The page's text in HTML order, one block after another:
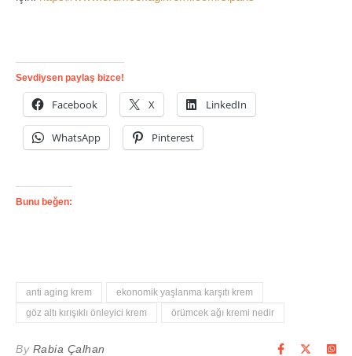
Sevdiysen paylaş bizce!
Facebook X LinkedIn
WhatsApp Pinterest
Bunu beğen:
anti aging krem
ekonomik yaşlanma karşıtı krem
göz altı kırışıklı önleyici krem
örümcek ağı kremi nedir
By Rabia Çalhan